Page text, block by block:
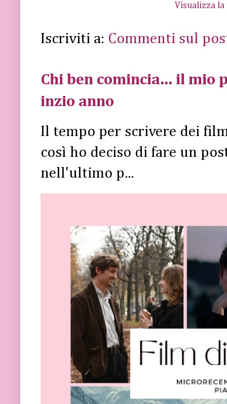
Visualizza
Iscriviti a: Commenti sul
Chi ben comincia... il
inzio anno
Il tempo per scrivere dei
così ho deciso di fare un
nell'ultimo p...